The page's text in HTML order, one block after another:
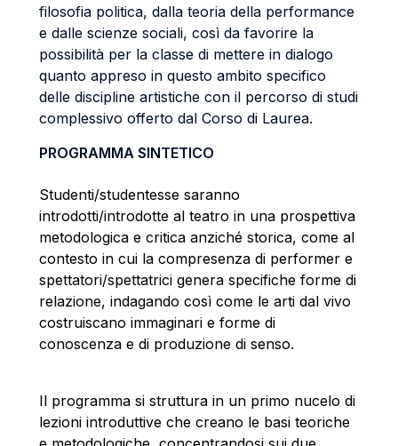
filosofia politica, dalla teoria della performance
e dalle scienze sociali, così da favorire la
possibilità per la classe di mettere in dialogo
quanto appreso in questo ambito specifico
delle discipline artistiche con il percorso di studi
complessivo offerto dal Corso di Laurea.
PROGRAMMA SINTETICO
Studenti/studentesse saranno
introdotti/introdotte al teatro in una prospettiva
metodologica e critica anziché storica, come al
contesto in cui la compresenza di performer e
spettatori/spettatrici genera specifiche forme di
relazione, indagando così come le arti dal vivo
costruiscano immaginari e forme di
conoscenza e di produzione di senso.
Il programma si struttura in un primo nucelo di
lezioni introduttive che creano le basi teoriche